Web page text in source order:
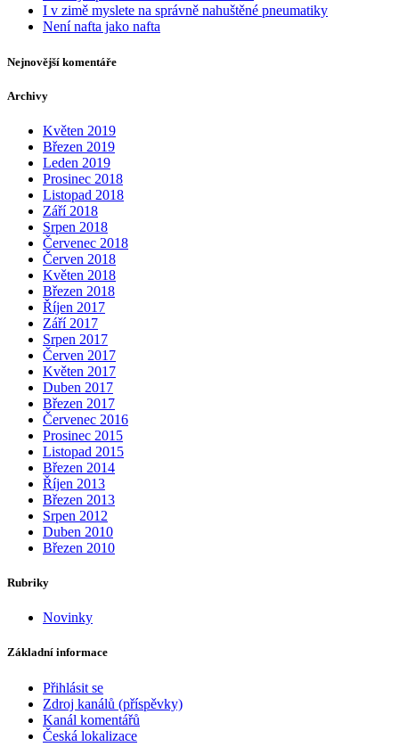
I v zimě myslete na správně nahuštěné pneumatiky
Není nafta jako nafta
Nejnovější komentáře
Archivy
Květen 2019
Březen 2019
Leden 2019
Prosinec 2018
Listopad 2018
Září 2018
Srpen 2018
Červenec 2018
Červen 2018
Květen 2018
Březen 2018
Říjen 2017
Září 2017
Srpen 2017
Červen 2017
Květen 2017
Duben 2017
Březen 2017
Červenec 2016
Prosinec 2015
Listopad 2015
Březen 2014
Říjen 2013
Březen 2013
Srpen 2012
Duben 2010
Březen 2010
Rubriky
Novinky
Základní informace
Přihlásit se
Zdroj kanálů (příspěvky)
Kanál komentářů
Česká lokalizace